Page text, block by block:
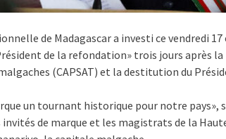
de Madagascar a investi ce vendredi
de la refondation» trois jours après
(CAPSAT) et la destitution du
un tournant historique pour notre
invités de marque et les magistrats de la